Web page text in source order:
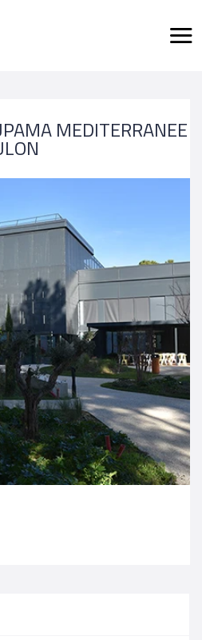
MEDITERRANEE